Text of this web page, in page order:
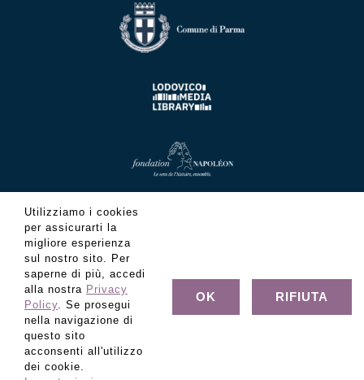
© Copyright Fondazione Museo Glauco Lombardi - C.F.
80022320347 - Tutti i diritti riservati
Utilizziamo i cookies
per assicurarti la
migliore esperienza
sul nostro sito. Per
saperne di più, accedi
alla nostra Privacy
Policy. Se prosegui
nella navigazione di
questo sito
acconsenti all'utilizzo
dei cookie.
OK RIFIUTA